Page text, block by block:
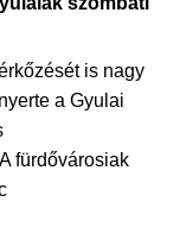
is nagy
a Gyulai
fürdővárosiak